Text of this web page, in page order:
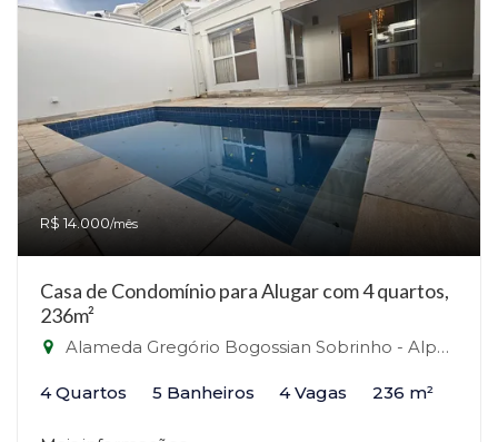
R$ 14.000/mês
Casa de Condomínio para Alugar com 4 quartos,
236m²
Alameda Gregório Bogossian Sobrinho - Alphaville, Santana de Parnaíba-SP
4 Quartos 5 Banheiros 4 Vagas 236 m²